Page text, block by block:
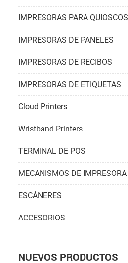
IMPRESORAS PARA QUIOSCOS
IMPRESORAS DE PANELES
IMPRESORAS DE RECIBOS
IMPRESORAS DE ETIQUETAS
Cloud Printers
Wristband Printers
TERMINAL DE POS
MECANISMOS DE IMPRESORA
ESCÁNERES
ACCESORIOS
NUEVOS PRODUCTOS